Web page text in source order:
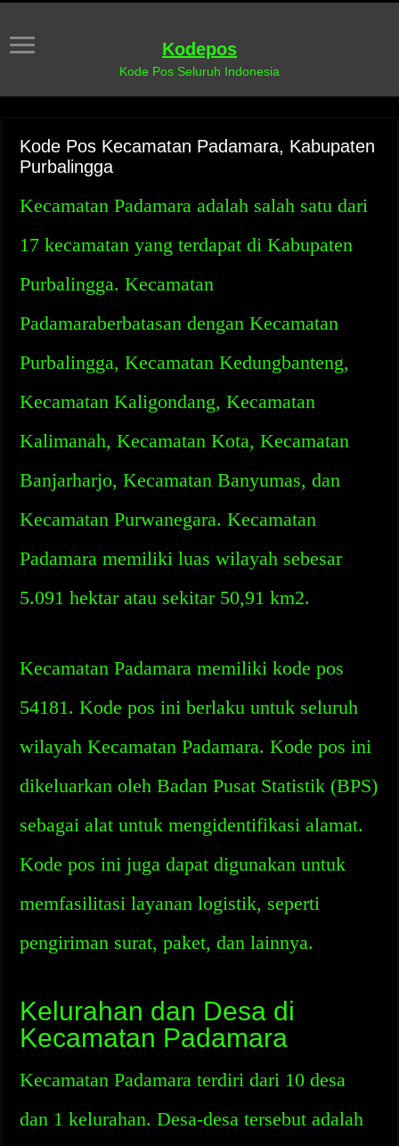
Kodepos
Kode Pos Seluruh Indonesia
Kode Pos Kecamatan Padamara, Kabupaten
Purbalingga
Kecamatan Padamara adalah salah satu dari
17 kecamatan yang terdapat di Kabupaten
Purbalingga. Kecamatan
Padamaraberbatasan dengan Kecamatan
Purbalingga, Kecamatan Kedungbanteng,
Kecamatan Kaligondang, Kecamatan
Kalimanah, Kecamatan Kota, Kecamatan
Banjarharjo, Kecamatan Banyumas, dan
Kecamatan Purwanegara. Kecamatan
Padamara memiliki luas wilayah sebesar
5.091 hektar atau sekitar 50,91 km2.
Kecamatan Padamara memiliki kode pos
54181. Kode pos ini berlaku untuk seluruh
wilayah Kecamatan Padamara. Kode pos ini
dikeluarkan oleh Badan Pusat Statistik (BPS)
sebagai alat untuk mengidentifikasi alamat.
Kode pos ini juga dapat digunakan untuk
memfasilitasi layanan logistik, seperti
pengiriman surat, paket, dan lainnya.
Kelurahan dan Desa di
Kecamatan Padamara
Kecamatan Padamara terdiri dari 10 desa
dan 1 kelurahan. Desa-desa tersebut adalah